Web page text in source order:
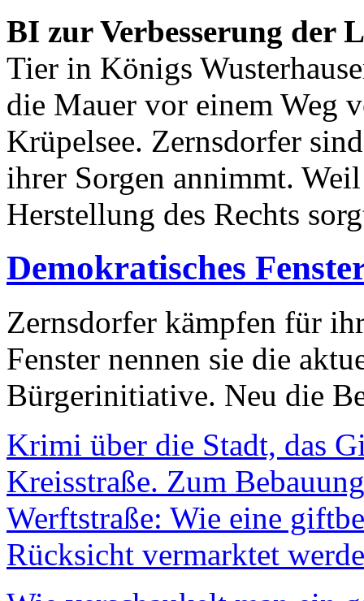
BI zur Verbesserung der
Tier in Königs
die Mauer vor einem Weg
Krüpelsee. Zernsdorfer
ihrer Sorgen annimmt.
Herstellung des Rechts
Demokratisches
Zernsdorfer kämpfen für
Fenster nennen sie die
Bürgerinitiative. Neu die
Krimi über die Stadt, das
Kreisstraße. Zum
Werftstraße: Wie eine
Rücksicht vermarktet